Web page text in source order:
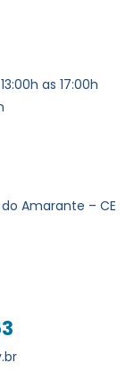
as 17:00h
Amarante – CE